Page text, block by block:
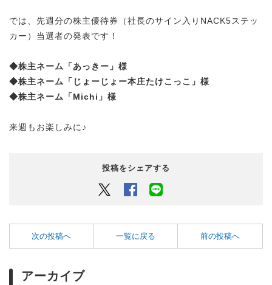
では、先週分の株主優待券（社長のサイン入りNACK5ステッ
カー）当選者の発表です！
◆株主ネーム「あっきー」様
◆株主ネーム「じょーじょー本庄たけこっこ」様
◆株主ネーム「Michi」様
来週もお楽しみに♪
投稿をシェアする
Twitter Facebook
次の投稿へ 一覧に戻る 前の投稿へ
アーカイブ